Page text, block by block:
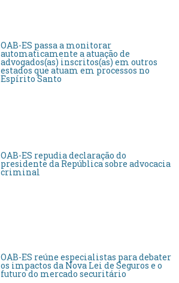
OAB-ES passa a monitorar
automaticamente a atuação de
advogados(as) inscritos(as) em outros
estados que atuam em processos no
Espírito Santo
OAB-ES repudia declaração do
presidente da República sobre advocacia
criminal
OAB-ES reúne especialistas para debater
os impactos da Nova Lei de Seguros e o
futuro do mercado securitário